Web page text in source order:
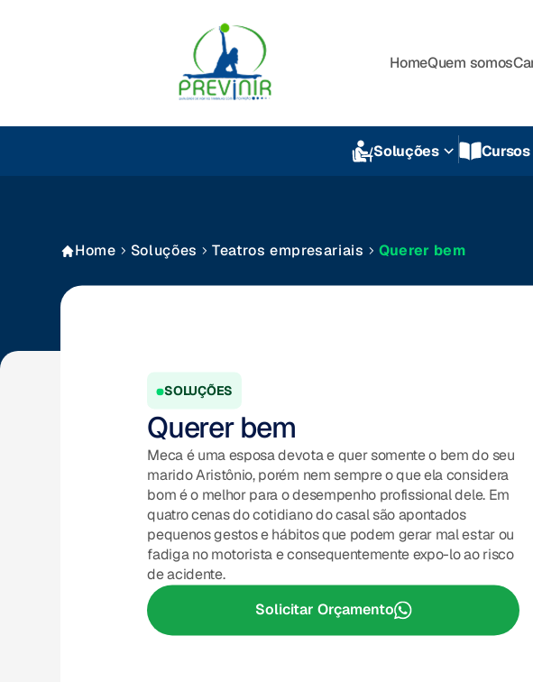
HomeQuem somos
Soluções Cursos
Home Soluções Teatros empresariais Querer bem
SOLUÇÕES
Querer bem
Meca é uma esposa devota e quer somente o bem do seu
marido Aristônio, porém nem sempre o que ela considera
bom é o melhor para o desempenho profissional dele. Em
quatro cenas do cotidiano do casal são apontados
pequenos gestos e hábitos que podem gerar mal estar ou
fadiga no motorista e consequentemente expo-lo ao risco
de acidente.
Solicitar Orçamento